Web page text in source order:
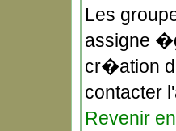
Les
assigne
cr�ation
contacter
Revenir